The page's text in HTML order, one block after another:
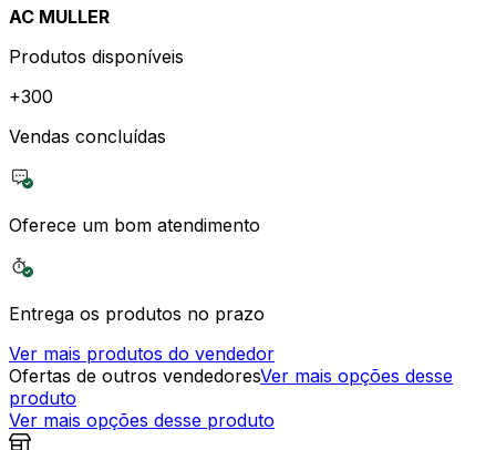
AC MULLER
Produtos disponíveis
+300
Vendas concluídas
Oferece um bom atendimento
Entrega os produtos no prazo
Ver mais produtos do vendedor
Ofertas de outros vendedoresVer mais opções desse
produto
Ver mais opções desse produto